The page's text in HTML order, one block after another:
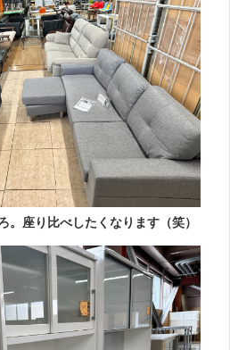
。座り比べしたくなります（笑）